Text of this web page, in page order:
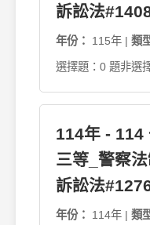
訴訟法
年份： 115年 | 類
選擇題：0 題非選
114年 - 114
三等_警察
訴訟法
年份： 114年 | 類